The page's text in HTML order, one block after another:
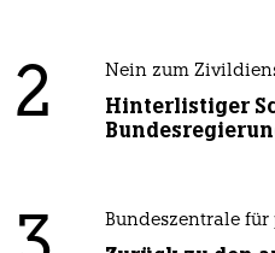
2 Nein zum
Hinterlistiger
Bundeszentrale